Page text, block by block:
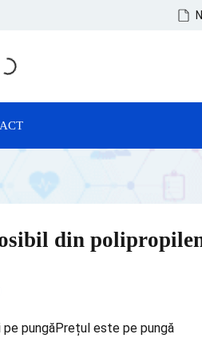
DEZINFECTANȚI MEDICALI
Dezinfectanți de Mâini,
Dezinfectanți Instrumentar
Dezinfectanți Suprafețe și
din
pungăPrețul este pe pungă